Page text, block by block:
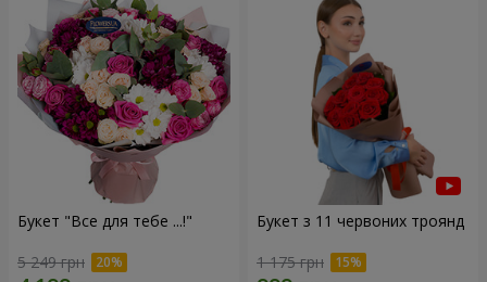
Букет "Все для тебе ...!"
5 249 грн
Букет з 11 червоних троянд
1 175 грн